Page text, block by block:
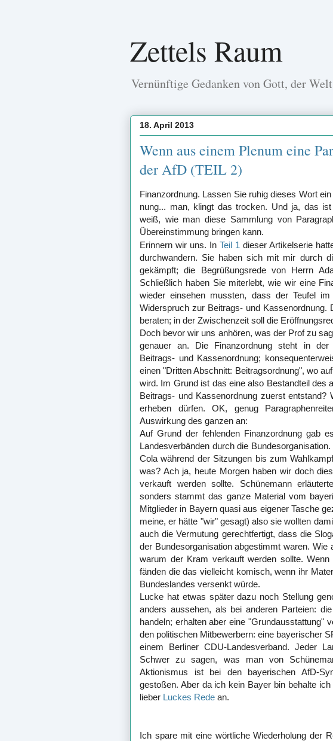
Zettels Raum
Vernünftige Gedanken von Gott, der
18. April 2013
Wenn aus einem Plenum eine
der AfD (TEIL 2)
Finanzordnung. Lassen Sie ruhig dieses Wort
nung... man, klingt das trocken. Und ja, das
weiß, wie man diese Sammlung von
Übereinstimmung bringen kann.
Erinnern wir uns. InTeil 1 dieser Artikelserie
durchwandern. Sie haben sich mit mir durch
gekämpft; die Begrüßungsrede von Herrn
Schließlich haben Sie miterlebt, wie wir eine
wieder einsehen mussten, dass der Teufel
Widerspruch zur Beitrags- und
beraten; in der Zwischenzeit soll die
Doch bevor wir uns anhören, was der Prof zu
genauer an. Die Finanzordnung steht in der
Beitrags- und Kassenordnung;
einen "Dritten Abschnitt: Beitragsordnung", wo
wird. Im Grund ist das eine also Bestandteil des
Beitrags- und Kassenordnung zuerst
erheben dürfen. OK, genug
Auswirkung des ganzen an:
Auf Grund der fehlenden Finanzordnung gab
Landesverbänden durch die
Cola während der Sitzungen bis zum
was? Ach ja, heute Morgen haben wir doch
verkauft werden sollte. Schünemann
sonders stammt das ganze Material vom
Mitglieder in Bayern quasi aus eigener Tasche
meine, er hätte "wir" gesagt) also sie wollten
auch die Vermutung gerechtfertigt, dass die
der Bundesorganisation abgestimmt waren.
warum der Kram verkauft werden sollte.
fänden die das vielleicht komisch, wenn ihr
Bundeslandes versenkt würde.
Lucke hat etwas später dazu noch Stellung
anders aussehen, als bei anderen Parteien:
handeln; erhalten aber eine "Grundausstattung"
den politischen Mitbewerbern: eine bayerischer
einem Berliner CDU-Landesverband. Jeder
Schwer zu sagen, was man von
Aktionismus ist bei den bayerischen AfD-
gestoßen. Aber da ich kein Bayer bin behalte
lieber Luckes Rede an.
Ich spare mit eine wörtliche Wiederholung der